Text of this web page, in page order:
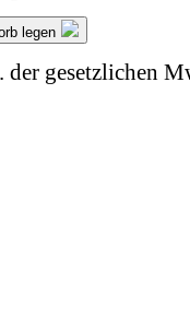
legen
der gesetzlichen